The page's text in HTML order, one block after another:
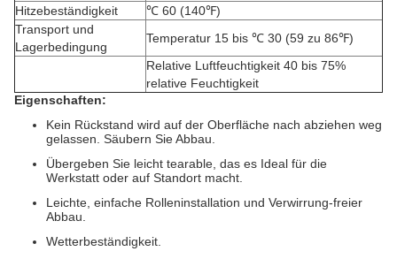
Hitzebeständigkeit
℃ 60 (140℉)
Transport und
Lagerbedingung
Temperatur 15 bis ℃ 30 (59 zu 86℉)
Relative Luftfeuchtigkeit 40 bis 75%
relative Feuchtigkeit
Eigenschaften:
Kein Rückstand wird auf der Oberfläche nach abziehen weg
gelassen. Säubern Sie Abbau.
Übergeben Sie leicht tearable, das es Ideal für die
Werkstatt oder auf Standort macht.
Leichte, einfache Rolleninstallation und Verwirrung-freier
Abbau.
Wetterbeständigkeit.